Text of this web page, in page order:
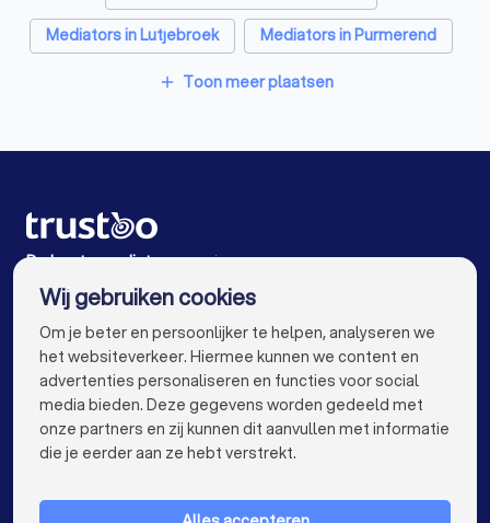
Mediators in Lutjebroek
Mediators in Purmerend
Mediators in Volendam
Mediators in Alkmaar
Mediators in Eindhoven
Mediators in Groningen
Mediators in Almere
Mediators in Breda
Mediators in Nijmegen
Mediators in Enschede
Mediators in Haarlem
Mediators in Arnhem
Mediators in Amersfoort
Mediators in Apeldoorn
Mediators in Den Bosch
Mediators in Dordrecht
Mediators in Zoetermeer
add Toon meer plaatsen
De beste mediators voor jou
VOOR PARTICULIEREN keyboard_arrow_down
Wij gebruiken cookies
Om je beter en persoonlijker te helpen, analyseren we
het websiteverkeer. Hiermee kunnen we content en
advertenties personaliseren en functies voor social
media bieden. Deze gegevens worden gedeeld met
onze partners en zij kunnen dit aanvullen met informatie
die je eerder aan ze hebt verstrekt.